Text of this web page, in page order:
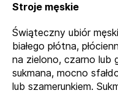
Stroje męskie
Świąteczny ubiór
białego płótna,
na zielono, czarno lub
sukmana, mocno
lub szamerunkiem.